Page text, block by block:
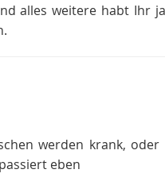
alles weitere habt Ihr
werden krank,
eben